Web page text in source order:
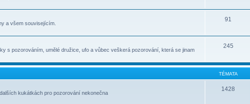
a všem souvisejícím.
91
s pozorováním, umělé družice, ufo a vůbec veškerá pozorování, která se jinam
245
TÉMATA
kukátkách pro pozorování nekonečna
1428